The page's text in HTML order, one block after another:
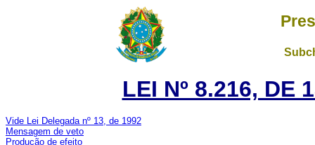
LEI Nº 8.216, DE
Vide Lei Delegada nº 13, de 1992
Mensagem de veto
Produção de efeito